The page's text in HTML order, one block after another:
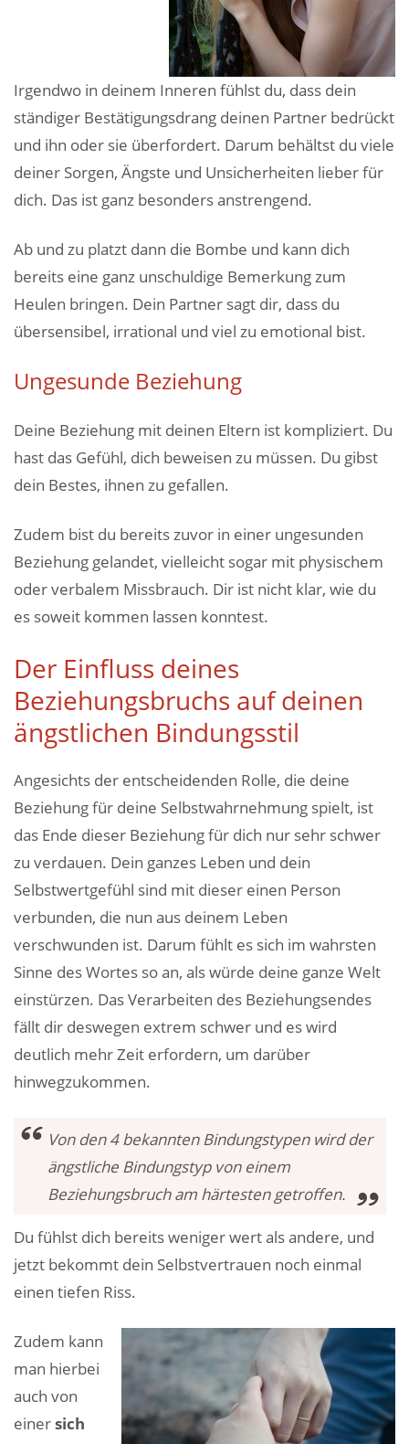
Irgendwo in deinem Inneren fühlst du, dass dein
ständiger Bestätigungsdrang deinen Partner bedrückt
und ihn oder sie überfordert. Darum behältst du viele
deiner Sorgen, Ängste und Unsicherheiten lieber für
dich. Das ist ganz besonders anstrengend.
Ab und zu platzt dann die Bombe und kann dich
bereits eine ganz unschuldige Bemerkung zum
Heulen bringen. Dein Partner sagt dir, dass du
übersensibel, irrational und viel zu emotional bist.
Ungesunde Beziehung
Deine Beziehung mit deinen Eltern ist kompliziert. Du
hast das Gefühl, dich beweisen zu müssen. Du gibst
dein Bestes, ihnen zu gefallen.
Zudem bist du bereits zuvor in einer ungesunden
Beziehung gelandet, vielleicht sogar mit physischem
oder verbalem Missbrauch. Dir ist nicht klar, wie du
es soweit kommen lassen konntest.
Der Einfluss deines
Beziehungsbruchs auf deinen
ängstlichen Bindungsstil
Angesichts der entscheidenden Rolle, die deine
Beziehung für deine Selbstwahrnehmung spielt, ist
das Ende dieser Beziehung für dich nur sehr schwer
zu verdauen. Dein ganzes Leben und dein
Selbstwertgefühl sind mit dieser einen Person
verbunden, die nun aus deinem Leben
verschwunden ist. Darum fühlt es sich im wahrsten
Sinne des Wortes so an, als würde deine ganze Welt
einstürzen. Das Verarbeiten des Beziehungsendes
fällt dir deswegen extrem schwer und es wird
deutlich mehr Zeit erfordern, um darüber
hinwegzukommen.
Von den 4 bekannten Bindungstypen wird der
ängstliche Bindungstyp von einem
Beziehungsbruch am härtesten getroffen.
Du fühlst dich bereits weniger wert als andere, und
jetzt bekommt dein Selbstvertrauen noch einmal
einen tiefen Riss.
Zudem kann
man hierbei
auch von
einersich